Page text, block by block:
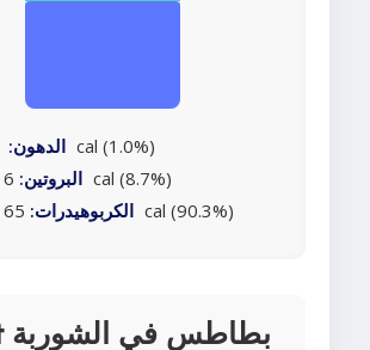
الدهون: 1 cal (1.0%)
البروتين: 16 cal (8.7%)
الكربوهيدرات: 165 cal (90.3%)
About بطاطس في الشوربة